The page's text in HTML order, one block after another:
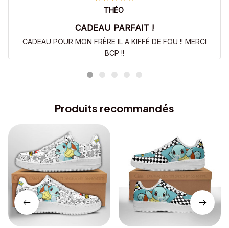
THÉO
CADEAU PARFAIT !
CADEAU POUR MON FRÈRE IL A KIFFÉ DE FOU !! MERCI
BCP !!
Produits recommandés